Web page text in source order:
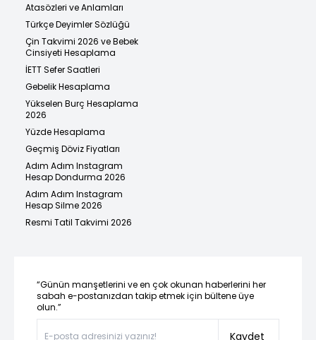
Atasözleri ve Anlamları
Türkçe Deyimler Sözlüğü
Çin Takvimi 2026 ve Bebek
Cinsiyeti Hesaplama
İETT Sefer Saatleri
Gebelik Hesaplama
Yükselen Burç Hesaplama
2026
Yüzde Hesaplama
Geçmiş Döviz Fiyatları
Adım Adım Instagram
Hesap Dondurma 2026
Adım Adım Instagram
Hesap Silme 2026
Resmi Tatil Takvimi 2026
“Günün manşetlerini ve en çok okunan haberlerini her
sabah e-postanızdan takip etmek için bültene üye
olun.”
Kaydet